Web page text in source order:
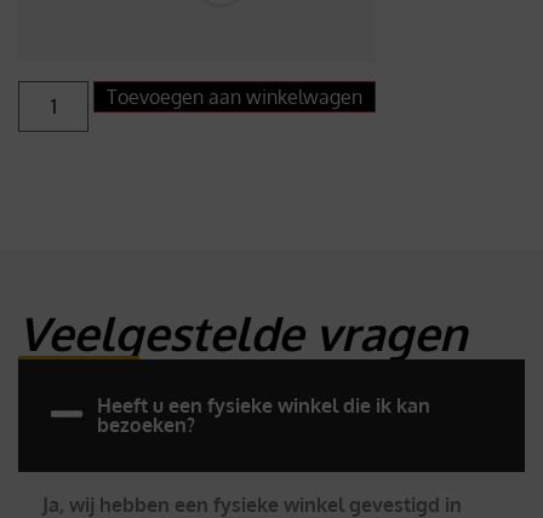
Toevoegen aan winkelwagen
Veelgestelde vragen
Heeft u een fysieke winkel die ik kan
bezoeken?
Ja, wij hebben een fysieke winkel gevestigd in